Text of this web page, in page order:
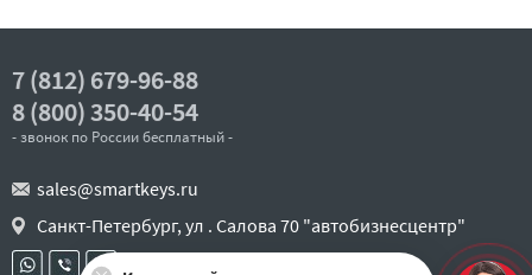
7 (812) 679-96-88
8 (800) 350-40-54
- звонок по России бесплатный -
sales@smartkeys.ru
Санкт-Петербург, ул . Салова 70 "автобизнесцентр"